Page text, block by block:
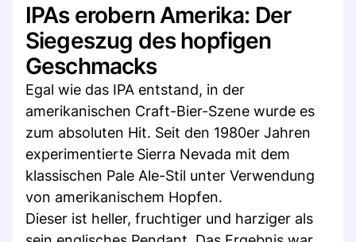
IPAs erobern Amerika: Der
Siegeszug des hopfigen
Geschmacks
Egal wie das IPA entstand, in der
amerikanischen Craft-Bier-Szene wurde es
zum absoluten Hit. Seit den 1980er Jahren
experimentierte Sierra Nevada mit dem
klassischen Pale Ale-Stil unter Verwendung
von amerikanischem Hopfen.
Dieser ist heller, fruchtiger und harziger als